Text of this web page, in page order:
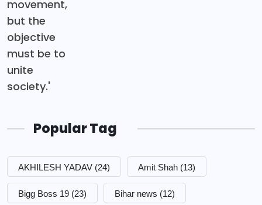
Popular Tag
AKHILESH YADAV (24) Amit Shah (13)
Bigg Boss 19 (23) Bihar news (12)